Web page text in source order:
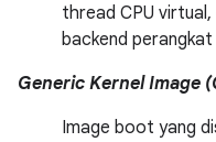
thread CPU
backend
Generic Kernel Image
Image boot yang